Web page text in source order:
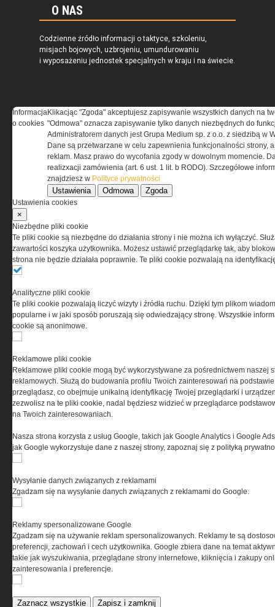
O NAS
Codzienne źródło informacji o taktyce, szkoleniu,
misjach bojowych, uzbrojeniu, umundurowaniu
i wyposażeniu jednostek specjalnych w kraju i na świecie.
REGULAMIN
Regulamin określa zasady korzystania z portalu
www.special-ops.pl
Korzystanie z portalu jest równoznaczne
z zaakceptowaniem warunków ustanowionych
odpowiedzialnością Spółka komandytowa, nr KRS:
0000537655, NIP 1132860378, REGON 146393437
(zwana dalej Grupa MEDIUM) w postaci Regulaminu.
Ta witryna wykorzystuje pliki cookies do przechowywania
informacji na Twoim komputerze. Pliki cookies stosujemy
w celu świadczenia usług na najwyższym poziomie,
w tym w sposób dostosowany do indywidualnych potrzeb.
Korzystanie z witryny bez zmiany ustawień dotyczących
urządzeniu końcowym. W każdym momencie możesz
dokonać zmiany ustawień przeglądarki dotyczących
prywatnościorazinformacją o cookies
rozpowszechnianie artykułów zabronione. Korzystanie z serwisu i
zamieszczonych w nim utworów i danych wyłącznie na zasadach określonych w
Informacja
o cookies
Klikacjąc "Zgoda" akceptujesz zapisywanie wszystkich danych na
"Odmowa" oznacza zapisywanie tylko danych niezbędnych do
Administratorem danych jest Grupa Medium sp. z o.o. z siedzibą w
Dane są przetwarzane w celu zapewnienia funkcjonalności strony,
reklam. Masz prawo do wycofania zgody w dowolnym momencie.
realizxacji zamówienia (art. 6 ust. 1 lit. b RODO). Szczegółowe
znajdziesz w Polityce prywatności
Ustawienia Odmowa Zgoda
Ustawienia cookies
×
Niezbędne pliki cookie
Te pliki cookie są niezbędne do działania strony i nie można ich wyłączyć.
zawartości koszyka użytkownika. Możesz ustawić przeglądarkę tak, aby
strona nie będzie działała poprawnie. Te pliki cookie pozwalają na
Analityczne pliki cookie
Te pliki cookie pozwalają liczyć wizyty i źródła ruchu. Dzięki tym plikom
popularne i w jaki sposób poruszają się odwiedzający stronę. Wszystkie
cookie są anonimowe.
Reklamowe pliki cookie
Reklamowe pliki cookie mogą być wykorzystywane za pośrednictwem naszej
reklamowych. Służą do budowania profilu Twoich zainteresowań na
przeglądasz, co obejmuje unikalną identyfikację Twojej przeglądarki i
zezwolisz na te pliki cookie, nadal będziesz widzieć w przeglądarce
na Twoich zainteresowaniach.
Nasza strona korzysta z usług Google, takich jak Google Analytics i Google
jak Google wykorzystuje dane z naszej strony, zapoznaj się z polityką
Wysyłanie danych związanych z reklamami
Zgadzam się na wysyłanie danych związanych z reklamami do Google.
Reklamy spersonalizowane Google
Zgadzam się na używanie reklam spersonalizowanych. Reklamy te są
preferencji, zachowań i cech użytkownika. Google zbiera dane na temat
takie jak wyszukiwania, przeglądane strony internetowe, kliknięcia i zakupy
zainteresowania i preferencje.
Zaznacz wszystkie Zapisz i zamknij